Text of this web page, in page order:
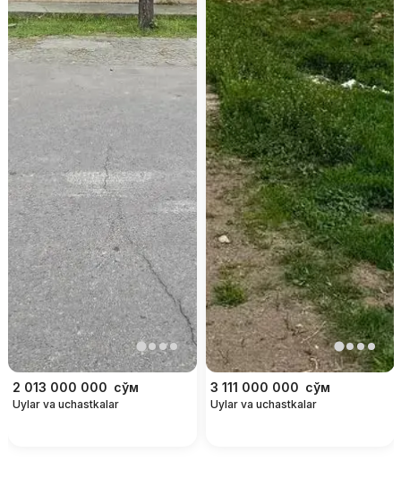
2 013 000 000 сўм
Uylar va uchastkalar
3 111 000 000 сўм
Uylar va uchastkalar